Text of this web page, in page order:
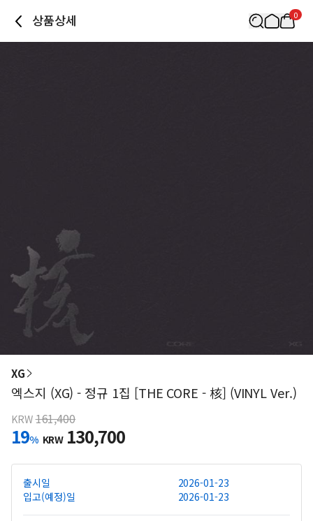
상품상세 0
XG
엑스지 (XG) - 정규 1집 [THE CORE - 核] (VINYL Ver.)
KRW 161,400
19% KRW 130,700
출시일
2026-01-23
입고(예정)일
2026-01-23